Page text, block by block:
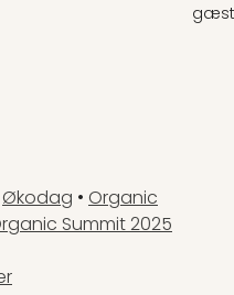
Økodag • Organic
Summit 2025